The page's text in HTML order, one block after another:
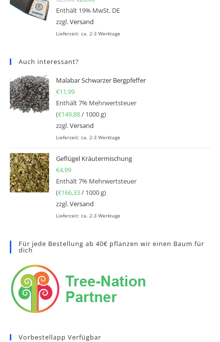
Enthält 19% MwSt. DE
zzgl.Versand
Lieferzeit: ca. 2-3 Werktage
Auch interessant?
Malabar Schwarzer Bergpfeffer
€11,99
Enthält 7% Mehrwertsteuer
(€149,88/ 1000 g)
zzgl.Versand
Lieferzeit: ca. 2-3 Werktage
Geflügel Kräutermischung
€4,99
Enthält 7% Mehrwertsteuer
(€166,33/ 1000 g)
zzgl.Versand
Lieferzeit: ca. 2-3 Werktage
Für jede Bestellung ab 40€ pflanzen wir einen Baum für
dich
Vorbestellapp Verfügbar